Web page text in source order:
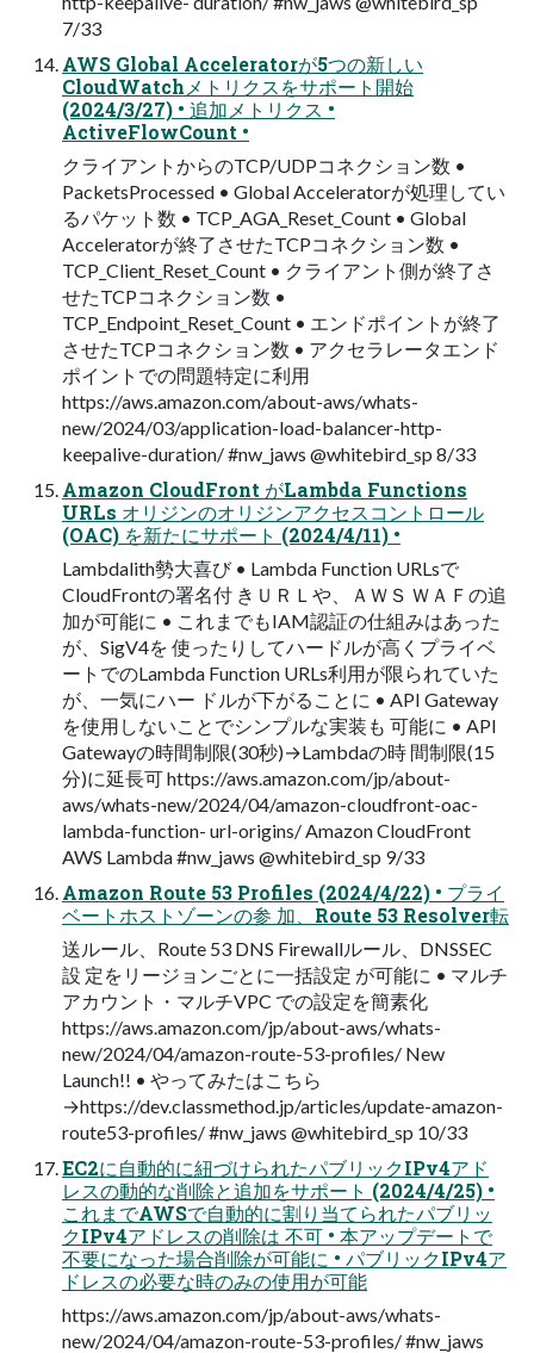
7/33
AWS Global Acceleratorが5つの新しい
CloudWatchメトリクスをサポート開始
(2024/3/27) • 追加メトリクス •
ActiveFlowCount •
クライアントからのTCP/UDPコネクション数 •
PacketsProcessed • Global Acceleratorが処理してい
るパケット数 • TCP_AGA_Reset_Count • Global
Acceleratorが終了させたTCPコネクション数 •
TCP_Client_Reset_Count • クライアント側が終了さ
せたTCPコネクション数 •
TCP_Endpoint_Reset_Count • エンドポイントが終了
させたTCPコネクション数 • アクセラレータエンド
ポイントでの問題特定に利用
https://aws.amazon.com/about-aws/whats-
new/2024/03/application-load-balancer-http-
keepalive-duration/ #nw_jaws @whitebird_sp 8/33
Amazon CloudFront がLambda Functions
URLs オリジンのオリジンアクセスコントロール
(OAC) を新たにサポート (2024/4/11) •
Lambdalith勢大喜び • Lambda Function URLsで
CloudFrontの署名付 きＵＲＬや、ＡＷＳ ＷＡＦの追
加が可能に • これまでもIAM認証の仕組みはあった
が、SigV4を 使ったりしてハードルが高くプライベ
ートでのLambda Function URLs利用が限られていた
が、一気にハー ドルが下がることに • API Gateway
を使用しないことでシンプルな実装も 可能に • API
Gatewayの時間制限(30秒)→Lambdaの時 間制限(15
分)に延長可 https://aws.amazon.com/jp/about-
aws/whats-new/2024/04/amazon-cloudfront-oac-
lambda-function- url-origins/ Amazon CloudFront
AWS Lambda #nw_jaws @whitebird_sp 9/33
Amazon Route 53 Profiles (2024/4/22) • プライ
ベートホストゾーンの参 加、Route 53 Resolver転
送ルール、Route 53 DNS Firewallルール、DNSSEC
設 定をリージョンごとに一括設定 が可能に • マルチ
アカウント・マルチVPC での設定を簡素化
https://aws.amazon.com/jp/about-aws/whats-
new/2024/04/amazon-route-53-profiles/ New
Launch!! • やってみたはこちら
→https://dev.classmethod.jp/articles/update-amazon-
route53-profiles/ #nw_jaws @whitebird_sp 10/33
EC2に自動的に紐づけられたパブリックIPv4アド
レスの動的な削除と追加をサポート (2024/4/25) •
これまでAWSで自動的に割り当てられたパブリッ
クIPv4アドレスの削除は 不可 • 本アップデートで
不要になった場合削除が可能に • パブリックIPv4ア
ドレスの必要な時のみの使用が可能
https://aws.amazon.com/jp/about-aws/whats-
new/2024/04/amazon-route-53-profiles/ #nw_jaws